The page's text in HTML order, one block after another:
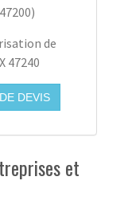
47200)
de
47240
DEVIS
et